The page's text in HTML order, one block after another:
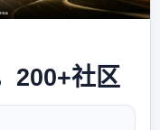
居200+社区